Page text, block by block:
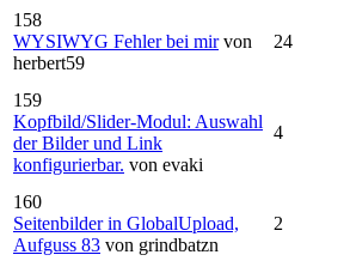
158
WYSIWYG Fehler bei mir von
herbert59
24
159
Kopfbild/Slider-Modul: Auswahl
der Bilder und Link
konfigurierbar. von evaki
4
160
Seitenbilder in GlobalUpload,
Aufguss 83 von grindbatzn
2